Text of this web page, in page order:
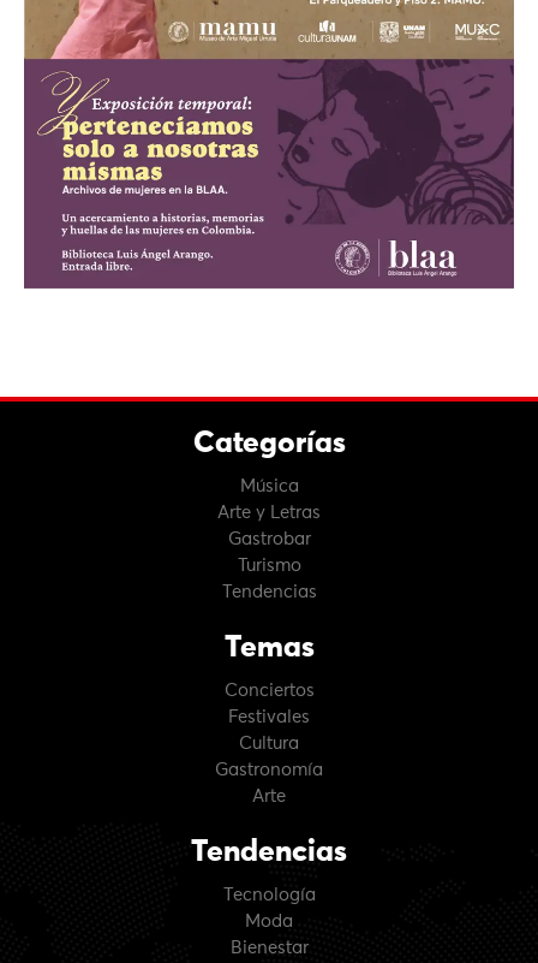
Categorías
Música
Arte y Letras
Gastrobar
Turismo
Tendencias
Temas
Conciertos
Festivales
Cultura
Gastronomía
Arte
Tendencias
Tecnología
Moda
Bienestar